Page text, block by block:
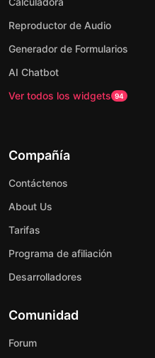
Reproductor de Audio
Generador de Formularios
AI Chatbot
Ver todos los widgets 94
Compañía
Contáctenos
About Us
Tarifas
Programa de afiliación
Desarrolladores
Comunidad
Forum